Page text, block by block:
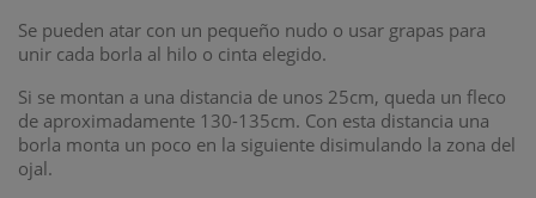
Se pueden atar con un pequeño nudo o usar grapas para
unir cada borla al hilo o cinta elegido.
Si se montan a una distancia de unos 25cm, queda un fleco
de aproximadamente 130-135cm. Con esta distancia una
borla monta un poco en la siguiente disimulando la zona del
ojal.